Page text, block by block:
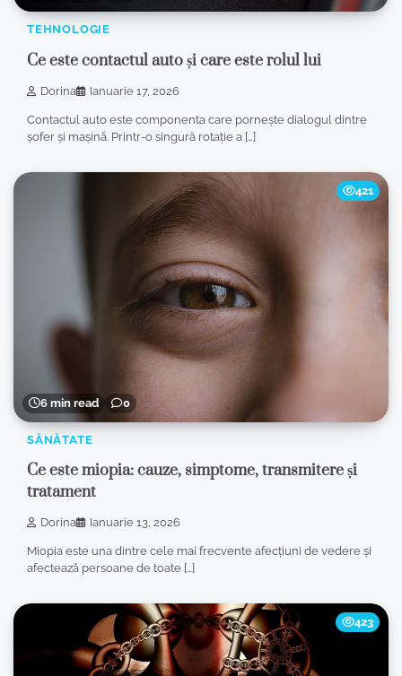
TEHNOLOGIE
Ce este contactul auto și care este rolul lui
Dorina Ianuarie 17, 2026
Contactul auto este componenta care pornește dialogul dintre
șofer și mașină. Printr-o singură rotație a […]
6 min read 0
421
SĂNĂTATE
Ce este miopia: cauze, simptome, transmitere și
tratament
Dorina Ianuarie 13, 2026
Miopia este una dintre cele mai frecvente afecțiuni de vedere și
afectează persoane de toate […]
423